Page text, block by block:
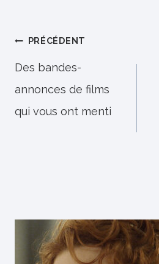
Navigation
de
l’article
PRÉCÉDENT
Des bandes-
annonces de films
qui vous ont menti